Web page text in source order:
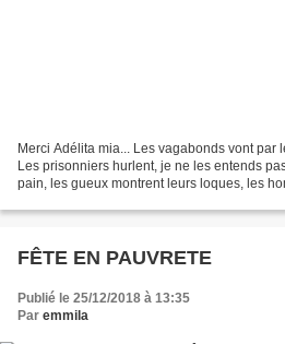
Merci Adélita mia... Les vagabonds vont par
Les prisonniers hurlent, je ne les entends
pain, les gueux montrent leurs loques, les
FÊTE EN PAUVRETE
Publié le 25/12/2018 à 13:35
Par emmila